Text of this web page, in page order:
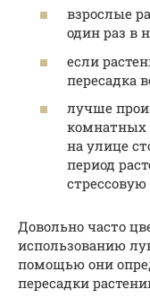
взрослые
один раз в
если
пересадка
лучше
комнатных
на улице
период
Довольно часто
использованию
помощью они
пересадки